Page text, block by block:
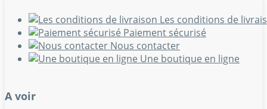
Les conditions de
Paiement sécurisé
Nous contacter
Une boutique en ligne
A voir